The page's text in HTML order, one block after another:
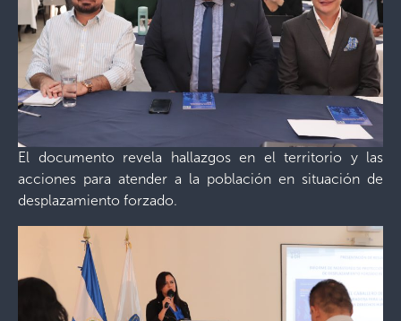
El documento revela hallazgos en el territorio y las
acciones para atender a la población en situación de
desplazamiento forzado.